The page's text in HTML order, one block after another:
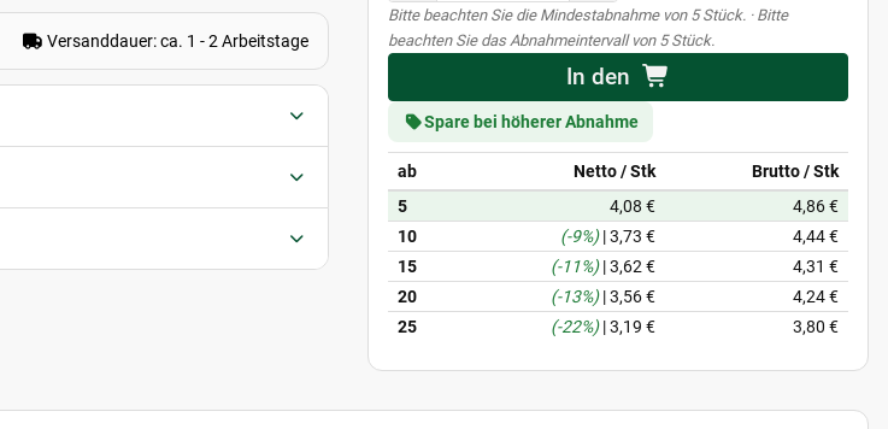
Versanddauer: ca. 1 - 2 Arbeitstage
xBitte beachten Sie die Mindestabnahme von 5 Stück. · Bitte
beachten Sie das Abnahmeintervall von 5 Stück.
In den
Spare bei höherer Abnahme
ab Netto / Stk
Brutto / Stk
5
4,08 €
4,86 €
10
(-9%)|3,73 €
4,44 €
15
(-11%)|3,62 €
4,31 €
20
(-13%)|3,56 €
4,24 €
25
(-22%)|3,19 € 3,80 €